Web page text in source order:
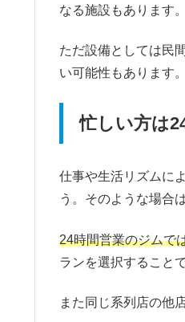
なる施設もあります。
ただ設備としては民
い可能性もあります
忙しい方は
仕事や生活リズムに
う。そのような場合
24時間営業のジムで
ランを選択すること
また同じ系列店の他